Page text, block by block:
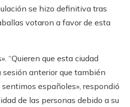
se hizo definitiva tras
votaron a favor de esta
“Quieren que esta ciudad
sesión anterior que también
españoles», respondió
de las personas debido a su